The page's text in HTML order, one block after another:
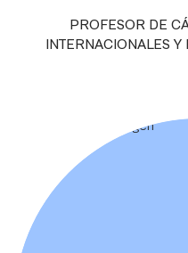
PROFESOR DE
INTERNACIONALES Y